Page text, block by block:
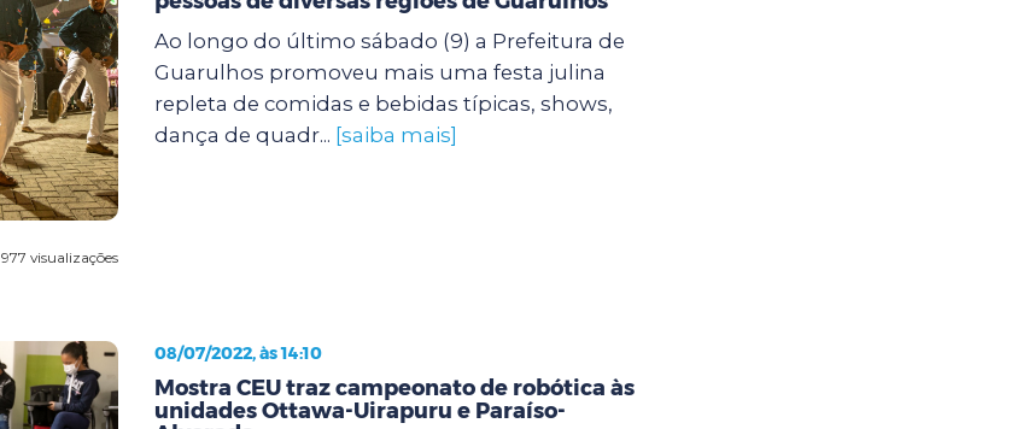
977 visualizações
Ao longo do último sábado (9) a Prefeitura de
Guarulhos promoveu mais uma festa julina
repleta de comidas e bebidas típicas, shows,
dança de quadr... [saiba mais]
08/07/2022, às 14:10
Mostra CEU traz campeonato de robótica às
unidades Ottawa-Uirapuru e Paraíso-